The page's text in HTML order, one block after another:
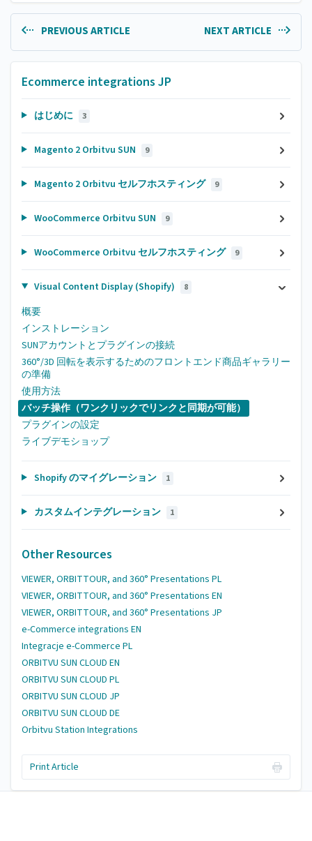
PREVIOUS ARTICLE NEXT ARTICLE
Ecommerce integrations JP
はじめに 3
Magento 2 Orbitvu SUN 9
Magento 2 Orbitvu セルフホスティング 9
WooCommerce Orbitvu SUN 9
WooCommerce Orbitvu セルフホスティング 9
Visual Content Display (Shopify) 8
概要
インストレーション
SUNアカウントとプラグインの接続
360°/3D 回転を表示するためのフロントエンド商品ギャラリー
の準備
使用方法
バッチ操作（ワンクリックでリンクと同期が可能）
プラグインの設定
ライブデモショップ
Shopify のマイグレーション 1
カスタムインテグレーション 1
Other Resources
VIEWER, ORBITTOUR, and 360° Presentations PL
VIEWER, ORBITTOUR, and 360° Presentations EN
VIEWER, ORBITTOUR, and 360° Presentations JP
e-Commerce integrations EN
Integracje e-Commerce PL
ORBITVU SUN CLOUD EN
ORBITVU SUN CLOUD PL
ORBITVU SUN CLOUD JP
ORBITVU SUN CLOUD DE
Orbitvu Station Integrations
Print Article